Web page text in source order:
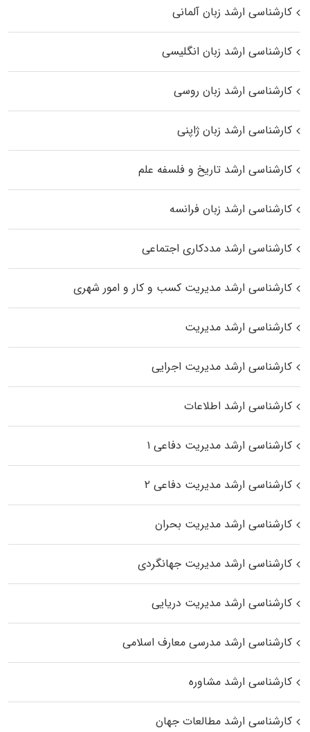
کارشناسی ارشد زبان آلمانی
کارشناسی ارشد زبان انگلیسی
کارشناسی ارشد زبان روسی
کارشناسی ارشد زبان ژاپنی
کارشناسی ارشد تاریخ و فلسفه علم
کارشناسی ارشد زبان فرانسه
کارشناسی ارشد مددکاری اجتماعی
کارشناسی ارشد مدیریت کسب و کار و امور شهری
کارشناسی ارشد مدیریت
کارشناسی ارشد مدیریت اجرایی
کارشناسی ارشد اطلاعات
کارشناسی ارشد مدیریت دفاعی ۱
کارشناسی ارشد مدیریت دفاعی ۲
کارشناسی ارشد مدیریت بحران
کارشناسی ارشد مدیریت جهانگردی
کارشناسی ارشد مدیریت دریایی
کارشناسی ارشد مدرسی معارف اسلامی
کارشناسی ارشد مشاوره
کارشناسی ارشد مطالعات جهان